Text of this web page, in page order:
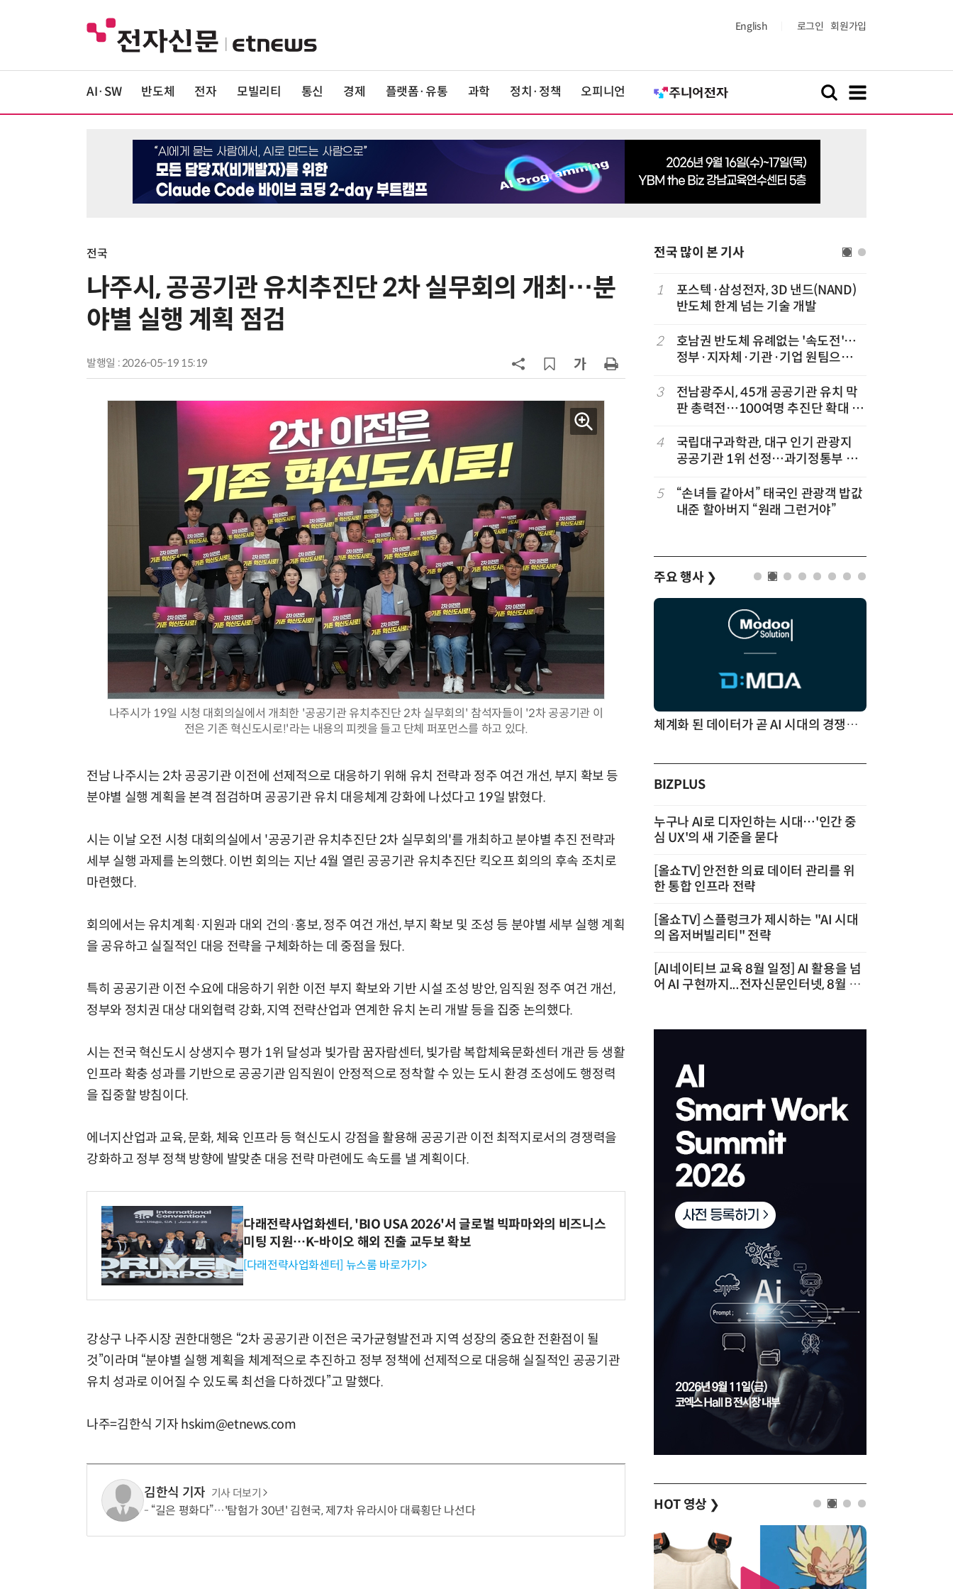
English 로그인 회원가입
AI·SW 반도체 전자 모빌리티 통신 경제 플랫폼·유통 과학 정치·정책 오피니언
전국
나주시, 공공기관 유치추진단 2차 실무회의 개최…분
야별 실행 계획 점검
발행일 : 2026-05-19 15:19
나주시가 19일 시청 대회의실에서 개최한 '공공기관 유치추진단 2차 실무회의' 참석자들이 '2차 공공기관 이
전은 기존 혁신도시로!'라는 내용의 피켓을 들고 단체 퍼포먼스를 하고 있다.
전남 나주시는 2차 공공기관 이전에 선제적으로 대응하기 위해 유치 전략과 정주 여건 개선, 부지 확보 등
분야별 실행 계획을 본격 점검하며 공공기관 유치 대응체계 강화에 나섰다고 19일 밝혔다.
시는 이날 오전 시청 대회의실에서 '공공기관 유치추진단 2차 실무회의'를 개최하고 분야별 추진 전략과
세부 실행 과제를 논의했다. 이번 회의는 지난 4월 열린 공공기관 유치추진단 킥오프 회의의 후속 조치로
마련했다.
회의에서는 유치계획·지원과 대외 건의·홍보, 정주 여건 개선, 부지 확보 및 조성 등 분야별 세부 실행 계획
을 공유하고 실질적인 대응 전략을 구체화하는 데 중점을 뒀다.
특히 공공기관 이전 수요에 대응하기 위한 이전 부지 확보와 기반 시설 조성 방안, 임직원 정주 여건 개선,
정부와 정치권 대상 대외협력 강화, 지역 전략산업과 연계한 유치 논리 개발 등을 집중 논의했다.
시는 전국 혁신도시 상생지수 평가 1위 달성과 빛가람 꿈자람센터, 빛가람 복합체육문화센터 개관 등 생활
인프라 확충 성과를 기반으로 공공기관 임직원이 안정적으로 정착할 수 있는 도시 환경 조성에도 행정력
을 집중할 방침이다.
에너지산업과 교육, 문화, 체육 인프라 등 혁신도시 강점을 활용해 공공기관 이전 최적지로서의 경쟁력을
강화하고 정부 정책 방향에 발맞춘 대응 전략 마련에도 속도를 낼 계획이다.
다래전략사업화센터, 'BIO USA 2026'서 글로벌 빅파마와의 비즈니스
미팅 지원…K-바이오 해외 진출 교두보 확보
[다래전략사업화센터] 뉴스룸 바로가기>
강상구 나주시장 권한대행은 “2차 공공기관 이전은 국가균형발전과 지역 성장의 중요한 전환점이 될
것”이라며 “분야별 실행 계획을 체계적으로 추진하고 정부 정책에 선제적으로 대응해 실질적인 공공기관
유치 성과로 이어질 수 있도록 최선을 다하겠다”고 말했다.
나주=김한식 기자 hskim@etnews.com
김한식 기자 기사 더보기
“길은 평화다”…'탐험가 30년' 김현국, 제7차 유라시아 대륙횡단 나선다
전국 많이 본 기사
6
태풍 소멸 뒤 더 뜨거워진다…'재난
빛 신호 한 번에 읽는 '광반도체 BCI
긴급 점검회의…전방위 총력전
9
“포항을 '제조 AX' 글로벌 거점으
로”…포항TP, 한·중 '피지컬 AI' 글
로벌 협력 속도
10
[르포]아이들이 직접 첨단 전자현미
경 다루며 과학원리 체득...과학체험
제공 '주니어닥터' 현장
1
포스텍·삼성전자, 3D 낸드(NAND)
반도체 한계 넘는 기술 개발
2
호남권 반도체 유례없는 '속도전'…
정부·지자체·기관·기업 원팀으로
3
전남광주시, 45개 공공기관 유치 막
판 총력전…100여명 추진단 확대 개
4
국립대구과학관, 대구 인기 관광지
공공기관 1위 선정…과기정통부 기
겹경사
5
“손녀들 같아서” 태국인 관광객 밥값
내준 할아버지 “원래 그런거야”
주요 행사 ❯
AI Native Enterprise를 지원하는 AI Ready Data 플랫폼 활용 전략 체계화 된 데이터가 곧 AI 시대의 경쟁력이다
BIZPLUS
누구나 AI로 디자인하는 시대…'인간 중
심 UX'의 새 기준을 묻다
[올쇼TV] 안전한 의료 데이터 관리를 위
한 통합 인프라 전략
[올쇼TV] 스플렁크가 제시하는 "AI 시대
의 옵저버빌리티" 전략
[AI네이티브 교육 8월 일정] AI 활용을 넘
어 AI 구현까지...전자신문인터넷, 8월 실
HOT 영상 ❯